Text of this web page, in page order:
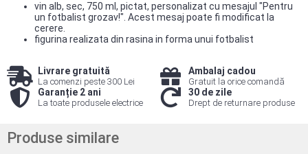
vin alb, sec, 750 ml, pictat, personalizat cu mesajul "Pentru
un fotbalist grozav!". Acest mesaj poate fi modificat la
cerere.
figurina realizata din rasina in forma unui fotbalist
Livrare gratuită
La comenzi peste 300 Lei
Ambalaj cadou
Gratuit la orice comandă
Garanție 2 ani
La toate produsele electrice
30 de zile
Drept de returnare produse
Produse similare